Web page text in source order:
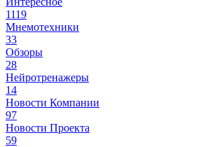
1119
Мнемотехники
33
Обзоры
28
Нейротренажеры
14
Новости Компании
97
Новости Проекта
59